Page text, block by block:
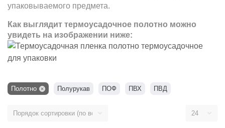
упаковываемого предмета.
Как выглядит термоусадочное полотно можно
увидеть на изображении ниже:
Полотно Полурукав ПОФ ПВХ ПВД